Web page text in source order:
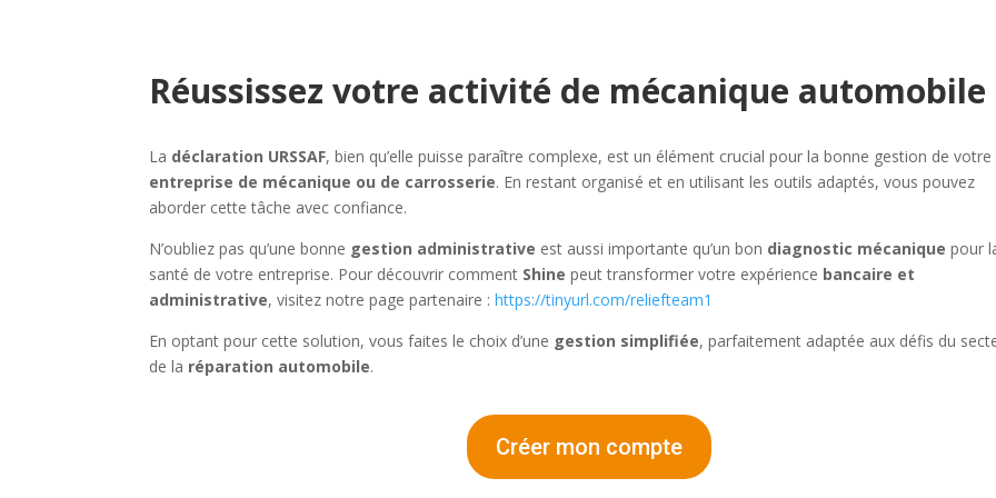
Réussissez votre activité de mécanique automobile
La déclaration URSSAF, bien qu’elle puisse paraître complexe, est un élément crucial pour la bonne gestion de votre
entreprise de mécanique ou de carrosserie. En restant organisé et en utilisant les outils adaptés, vous pouvez
aborder cette tâche avec confiance.
N’oubliez pas qu’une bonne gestion administrative est aussi importante qu’un bon diagnostic mécanique pour
santé de votre entreprise. Pour découvrir comment Shine peut transformer votre expérience bancaire et
administrative, visitez notre page partenaire :https://tinyurl.com/reliefteam1
En optant pour cette solution, vous faites le choix d’une gestion simplifiée, parfaitement adaptée aux défis du
de la réparation automobile.
Créer mon compte